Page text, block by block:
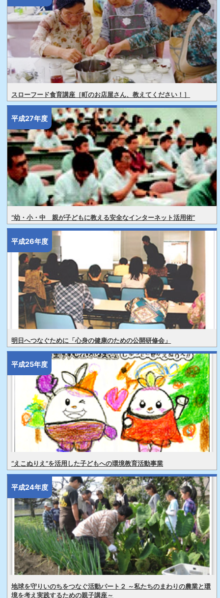
スローフード食育講座［町のお店屋さん、教えてください！］
平成27年度
“幼・小・中 親が子どもに教える安全なインターネット活用術”
平成26年度
明日へつなぐために「心身の健康のための公開研修会」
平成25年度
“えこぬりえ”を活用した子どもへの環境教育活動事業
平成24年度
地球を守りいのちをつなぐ活動パート２ ～私たちのまわりの農業と環
境を考え実践するための親子講座～